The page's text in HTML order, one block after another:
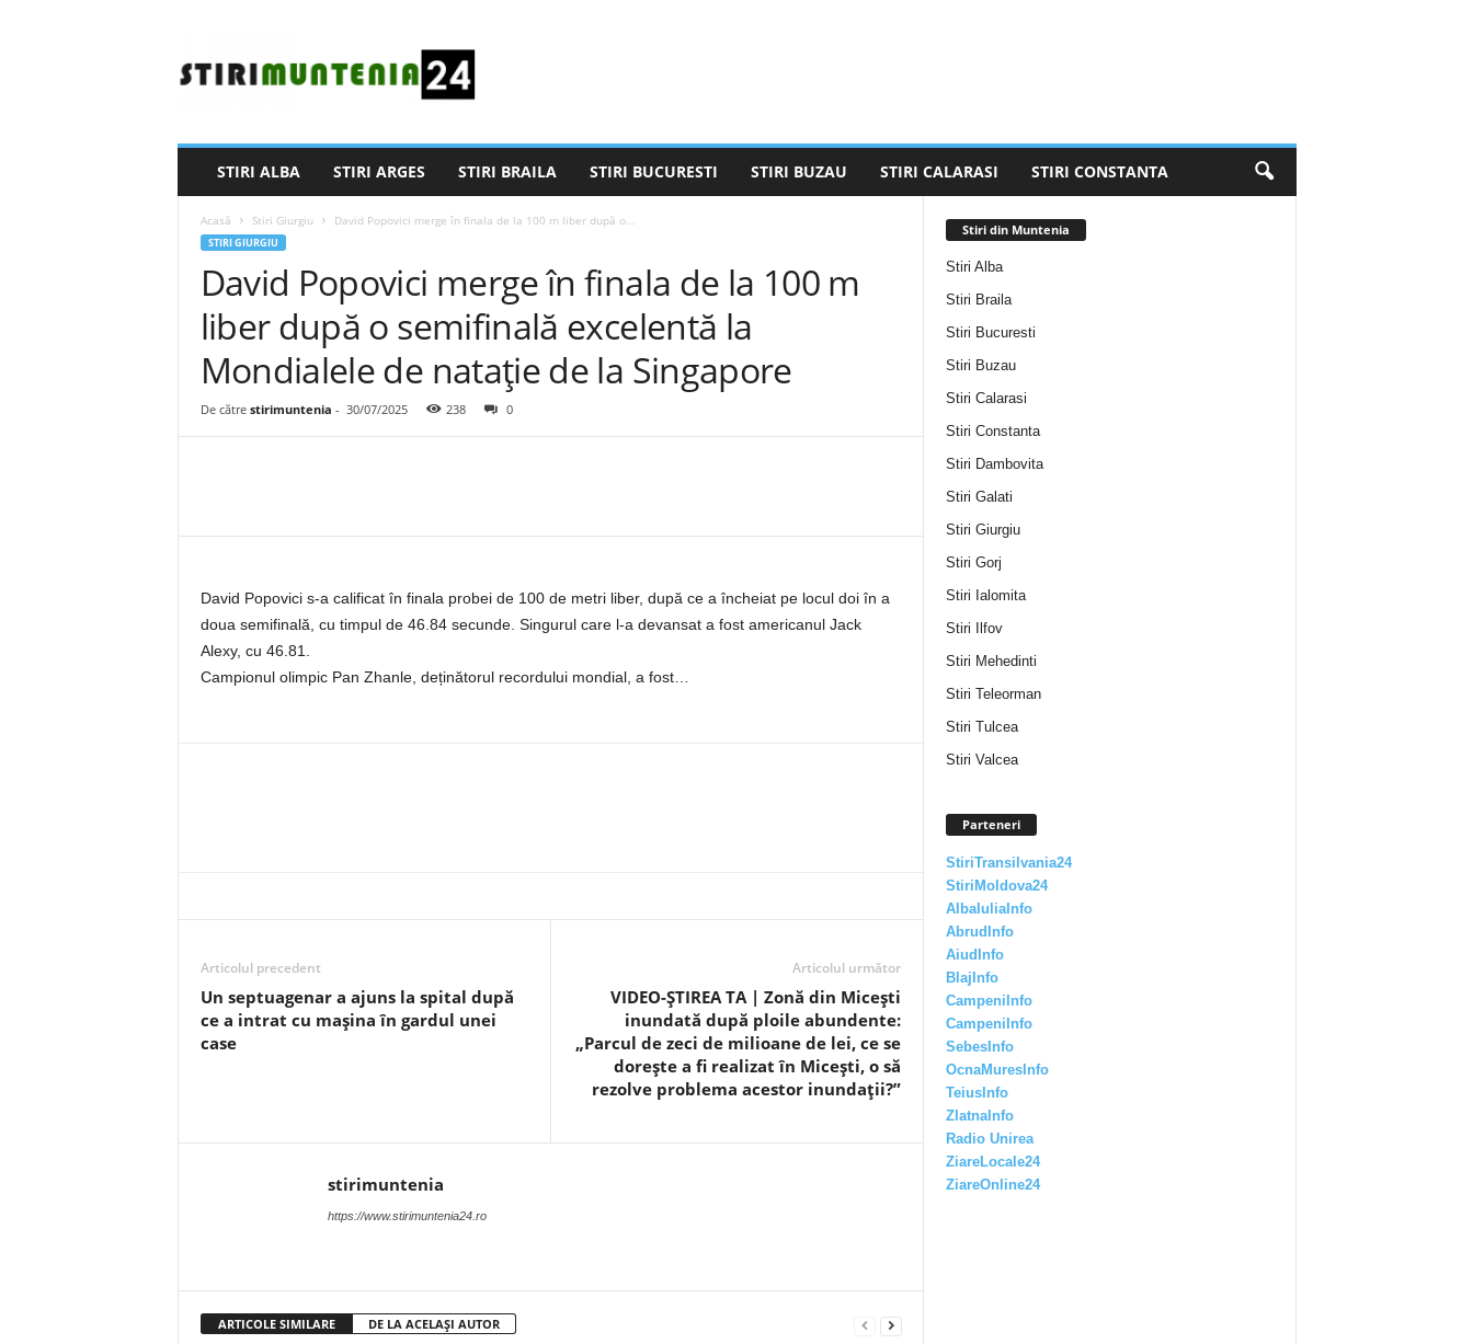
r
STIRI ALBA STIRI ARGES STIRI BRAILA STIRI BUCURESTI STIRI BUZAU STIRI CALARASI STIRI CONSTANTA
Acasă Stiri Giurgiu David Popovici merge în finala de la 100 m liber după o...
STIRI GIURGIU
David Popovici merge în finala de la 100 m
liber după o semifinală excelentă la
Mondialele de natație de la Singapore
De către stirimuntenia - 30/07/2025 238 0
David Popovici s-a calificat în finala probei de 100 de metri liber, după ce a încheiat pe locul doi în a
doua semifinală, cu timpul de 46.84 secunde. Singurul care l-a devansat a fost americanul Jack
Alexy, cu 46.81.
Campionul olimpic Pan Zhanle, deținătorul recordului mondial, a fost…
Articolul precedent
Un septuagenar a ajuns la spital după
ce a intrat cu mașina în gardul unei
case
Articolul următor
VIDEO-ȘTIREA TA | Zonă din Micești
inundată după ploile abundente:
„Parcul de zeci de milioane de lei, ce se
dorește a fi realizat în Micești, o să
rezolve problema acestor inundații?”
stirimuntenia
https://www.stirimuntenia24.ro
ARTICOLE SIMILARE DE LA ACELAȘI AUTOR
Stiri din Muntenia
Stiri Alba
Stiri Braila
Stiri Bucuresti
Stiri Buzau
Stiri Calarasi
Stiri Constanta
Stiri Dambovita
Stiri Galati
Stiri Giurgiu
Stiri Gorj
Stiri Ialomita
Stiri Ilfov
Stiri Mehedinti
Stiri Teleorman
Stiri Tulcea
Stiri Valcea
Parteneri
StiriTransilvania24
StiriMoldova24
AlbaIuliaInfo
AbrudInfo
AiudInfo
BlajInfo
CampeniInfo
CampeniInfo
SebesInfo
OcnaMuresInfo
TeiusInfo
ZlatnaInfo
Radio Unirea
ZiareLocale24
ZiareOnline24